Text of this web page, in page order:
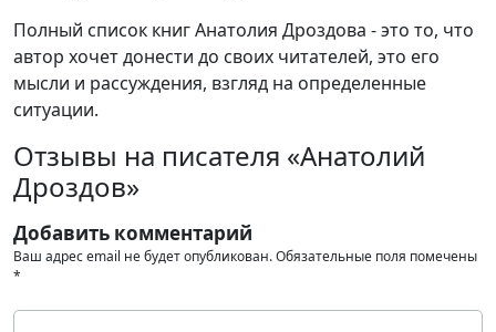
Полный список книг Анатолия Дроздова - это то, что
автор хочет донести до своих читателей, это его
мысли и рассуждения, взгляд на определенные
ситуации.
Отзывы на писателя «Анатолий
Дроздов»
Добавить комментарий
Ваш адрес email не будет опубликован.Обязательные поля помечены
*